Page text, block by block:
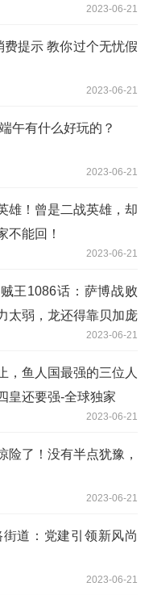
2023-06-21
费提示 教你过个无忧假
2023-06-21
午有什么好玩的？
2023-06-21
雄！曾是二战英雄，却
不能回！
2023-06-21
王1086话：萨博战败
太弱，龙还得靠贝加庞
2023-06-21
，鱼人国最强的三位人
皇还要强-全球独家
2023-06-21
险了！没有半点犹豫，
2023-06-21
道：党建引领新风尚
2023-06-21